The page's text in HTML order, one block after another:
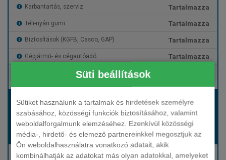
Süti beállítások
Sütiket használunk a tartalmak és hirdetések személyre
szabásához, közösségi funkciók biztosításához, valamint
weboldalforgalmunk elemzéséhez. Ezenkívül közösségi
média-, hirdető- és elemező partnereinkkel megosztjuk az
Ön weboldalhasználatra vonatkozó adatait, akik
kombinálhatják az adatokat más olyan adatokkal, amelyeket
Karbantartás, szerviz Tartalmazza
Téli-nyári gumi Tartalmazza
Biztosítások (KGFB, Casco, GAP) Tartalmazza
Gépjármű- és cégautóadó Tartalmazza
Európai assistance
Bérleti díj:
Hívjon bennünket!
Induló bérleti díj: Hívjon bennünket!
Hívjon: +36 1 888 0088